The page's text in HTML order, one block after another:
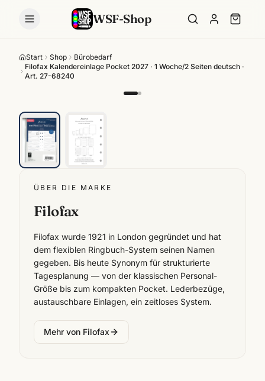
WSF-Shop
Start Shop
Bürobedarf
Filofax Kalendereinlage Pocket 2027 · 1 Woche/2 Seiten deutsch ·
Art. 27-68240
ÜBER DIE MARKE
Filofax
Filofax wurde 1921 in London gegründet und hat
dem flexiblen Ringbuch-System seinen Namen
gegeben. Bis heute Synonym für strukturierte
Tagesplanung — von der klassischen Personal-
Größe bis zum kompakten Pocket. Lederbezüge,
austauschbare Einlagen, ein zeitloses System.
Mehr von Filofax